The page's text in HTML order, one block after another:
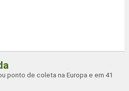
ponto de coleta na Europa e em 41